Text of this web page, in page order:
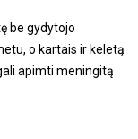
be gydytojo
o kartais ir keletą
apimti meningitą